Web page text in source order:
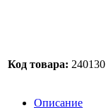
Код товара: 240130
Описание